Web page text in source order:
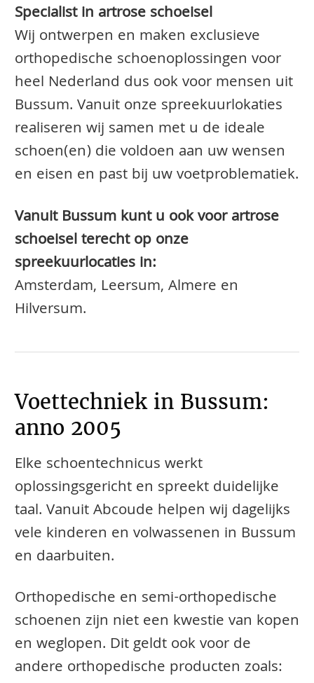
Specialist in artrose schoeisel
Wij ontwerpen en maken exclusieve
orthopedische schoenoplossingen voor
heel Nederland dus ook voor mensen uit
Bussum. Vanuit onze spreekuurlokaties
realiseren wij samen met u de ideale
schoen(en) die voldoen aan uw wensen
en eisen en past bij uw voetproblematiek.
Vanuit Bussum kunt u ook voor artrose
schoeisel terecht op onze
spreekuurlocaties in:
Amsterdam, Leersum, Almere en
Hilversum.
Voettechniek in Bussum:
anno 2005
Elke schoentechnicus werkt
oplossingsgericht en spreekt duidelijke
taal. Vanuit Abcoude helpen wij dagelijks
vele kinderen en volwassenen in Bussum
en daarbuiten.
​​​​Orthopedische en semi-orthopedische
schoenen zijn niet een kwestie van kopen
en weglopen. Dit geldt ook voor de
andere orthopedische producten zoals: